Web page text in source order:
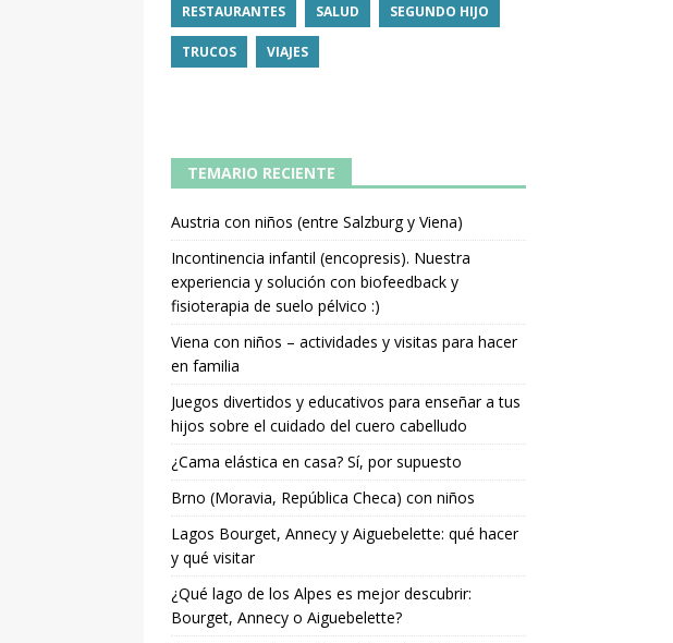
RESTAURANTES SALUD SEGUNDO HIJO
TRUCOS VIAJES
TEMARIO RECIENTE
Austria con niños (entre Salzburg y Viena)
Incontinencia infantil (encopresis). Nuestra
experiencia y solución con biofeedback y
fisioterapia de suelo pélvico :)
Viena con niños – actividades y visitas para hacer
en familia
Juegos divertidos y educativos para enseñar a tus
hijos sobre el cuidado del cuero cabelludo
¿Cama elástica en casa? Sí, por supuesto
Brno (Moravia, República Checa) con niños
Lagos Bourget, Annecy y Aiguebelette: qué hacer
y qué visitar
¿Qué lago de los Alpes es mejor descubrir:
Bourget, Annecy o Aiguebelette?